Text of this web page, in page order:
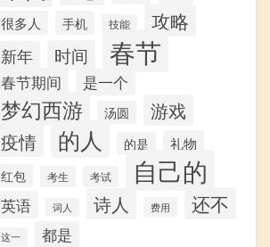
很多人 手机 技能 攻略
新年 时间 春节
春节期间 是一个
梦幻西游 汤圆
游戏
疫情
的人 的是 礼物
红包 考生 考试 自己的
英语 词人 诗人 费用 还不
这一 都是